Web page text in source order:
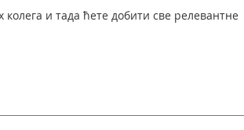
и тада ћете добити све релевантне